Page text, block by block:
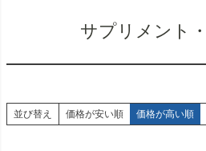
サプリメント
並び替え 価格が安い順 価格が高い順